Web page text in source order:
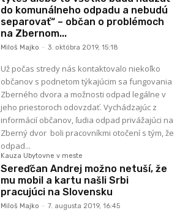
do komunálneho odpadu a nebudú
separovať“ – občan o problémoch
na Zbernom...
Miloš Majko - 3. októbra 2019, 15:18
Už počas stredy nás kontaktovalo niekoľko
občanov s podnetom týkajúcim sa fungovania
Zberného dvora a možnosti odpad legálne v
jeho priestoroch odovzdať. Vychádzajúc z
informácií občanov, ľudia odpad privážajúci na
Zberný dvor boli pracovníkmi otočení s tým, že
odpad...
Kauza Ubytovne v meste
Sereďčan Andrej možno netuší, že
mu mobil a kartu našli Srbi
pracujúci na Slovensku
Miloš Majko - 7. augusta 2019, 16:45